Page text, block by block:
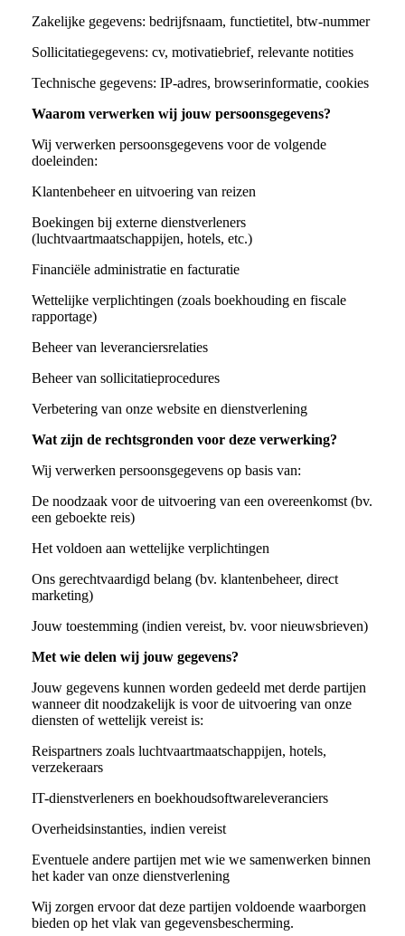
Zakelijke gegevens: bedrijfsnaam, functietitel, btw-nummer
Sollicitatiegegevens: cv, motivatiebrief, relevante notities
Technische gegevens: IP-adres, browserinformatie, cookies
Waarom verwerken wij jouw persoonsgegevens?
Wij verwerken persoonsgegevens voor de volgende
doeleinden:
Klantenbeheer en uitvoering van reizen
Boekingen bij externe dienstverleners
(luchtvaartmaatschappijen, hotels, etc.)
Financiële administratie en facturatie
Wettelijke verplichtingen (zoals boekhouding en fiscale
rapportage)
Beheer van leveranciersrelaties
Beheer van sollicitatieprocedures
Verbetering van onze website en dienstverlening
Wat zijn de rechtsgronden voor deze verwerking?
Wij verwerken persoonsgegevens op basis van:
De noodzaak voor de uitvoering van een overeenkomst (bv.
een geboekte reis)
Het voldoen aan wettelijke verplichtingen
Ons gerechtvaardigd belang (bv. klantenbeheer, direct
marketing)
Jouw toestemming (indien vereist, bv. voor nieuwsbrieven)
Met wie delen wij jouw gegevens?
Jouw gegevens kunnen worden gedeeld met derde partijen
wanneer dit noodzakelijk is voor de uitvoering van onze
diensten of wettelijk vereist is:
Reispartners zoals luchtvaartmaatschappijen, hotels,
verzekeraars
IT-dienstverleners en boekhoudsoftwareleveranciers
Overheidsinstanties, indien vereist
Eventuele andere partijen met wie we samenwerken binnen
het kader van onze dienstverlening
Wij zorgen ervoor dat deze partijen voldoende waarborgen
bieden op het vlak van gegevensbescherming.